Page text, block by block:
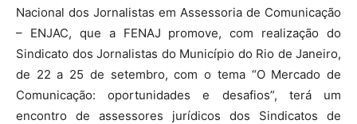
Nacional dos Jornalistas em Assessoria de Comunicação
– ENJAC, que a FENAJ promove, com realização do
Sindicato dos Jornalistas do Município do Rio de Janeiro,
de 22 a 25 de setembro, com o tema “O Mercado de
Comunicação: oportunidades e desafios”, terá um
encontro de assessores jurídicos dos Sindicatos de